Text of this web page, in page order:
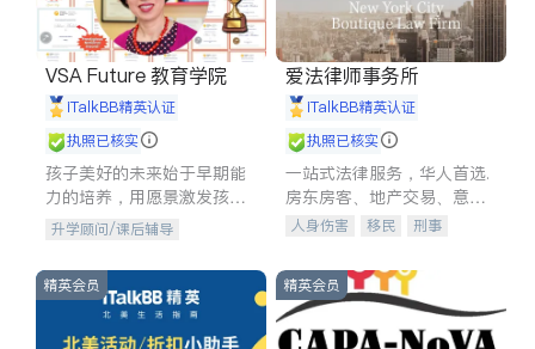
VSA Future 教育学院
iTalkBB精英认证
执照已核实
孩子美好的未来始于早期能
力的培养，用愿景激发孩子
的学习潜力和动力。理念：
拥有成长型心态是成功的基
石。
升学顾问/课后辅导
爱法律师事务所
iTalkBB精英认证
执照已核实
一站式法律服务，华人首选.
房东房客、地产交易、意外
伤害、车祸重伤、商业诉
建筑合同、刑事案件全包办
人身伤害 移民
刑事
信托/遗嘱
商业
索赔
律师-其它 保释
精英会员 精英会员